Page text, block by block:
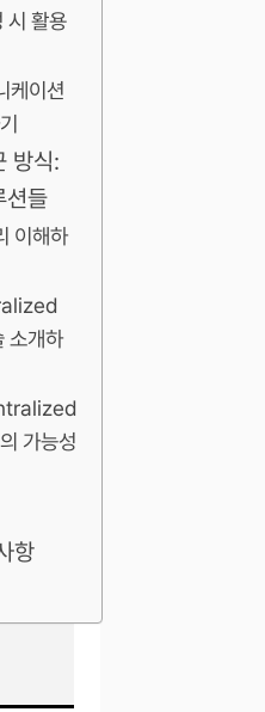
시 활용
케이션
방식:
션들
이해하
개하
가능성
항